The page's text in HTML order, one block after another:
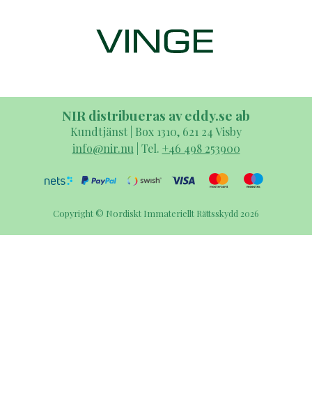
NIR distribueras av eddy.se ab
Kundtjänst | Box 1310, 621 24 Visby
info@nir.nu | Tel. +46 498 253900
Copyright © Nordiskt Immateriellt Rättsskydd 2026